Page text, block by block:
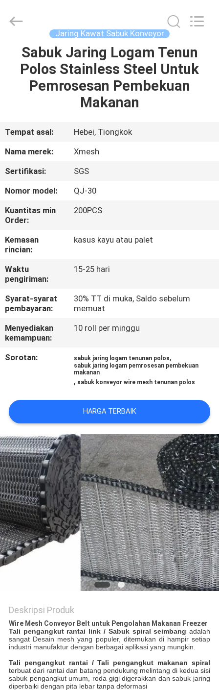
RUMAH
PRODUK
KAMI
PABRIK
KONTROL
KUALITAS
KAMI
PERMINTAAN
PENAWARAN
SITEMAP
POLICY
MFG
Jaring Kawat Sabuk Konveyor
Sabuk Jaring Logam Tenun
Polos Stainless Steel Untuk
Pemrosesan Pembekuan
Makanan
Tempat asal:
Hebei, Tiongkok
Nama merek:
Xmesh
Sertifikasi:
SGS
Nomor model:
QJ-30
Kuantitas min
Order:
200PCS
Kemasan
rincian:
kasus kayu atau palet
Waktu
pengiriman:
15-25 hari
Syarat-syarat
pembayaran:
30% TT di muka, Saldo sebelum
memuat
Menyediakan
kemampuan:
10 roll per minggu
Sorotan: sabuk jaring logam tenunan polos,
sabuk jaring logam pemrosesan pembekuan
makanan
, sabuk konveyor wire mesh tenunan polos
HARGA TERBAIK
Deskripsi Produk
Wire Mesh Conveyor Belt untuk Pengolahan Makanan Freezer
Tali pengangkut rantai link / Sabuk spiral seimbang adalah
sangat Desain mesh yang populer, ditemukan di hampir setiap
industri manufaktur dengan berbagai aplikasi yang mungkin.
Tali pengangkut rantai / Tali pengangkut makanan spiral
terbuat dari rantai dan batang pendukung melintang di kedua sisi
sabuk pengangkut umum, roda gigi digerakkan dan sabuk jaring
diperbaiki dengan pita lebar tanpa deformasi